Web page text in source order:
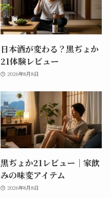
日本酒が変わる？黒ぢょか
21体験レビュー
2026年8月8日
黒ぢょか21レビュー｜家飲
みの味変アイテム
2026年8月8日